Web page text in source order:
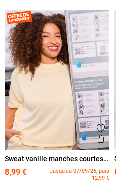
Sweat vanille manches courtes
8,99 €
Jusqu'au 07/09/26, puis
12,99 €